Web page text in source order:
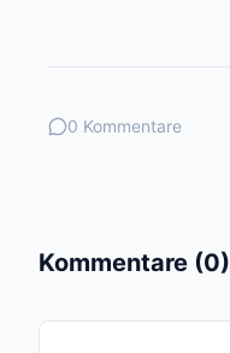
0 Kommentare
Kommentare (0)